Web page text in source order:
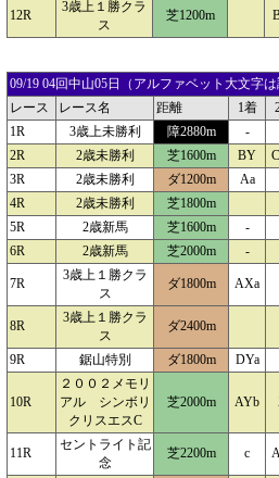
12R
3歳上１勝クラ
ス
芝1200m
09/19 04回中山05日（アルファベット大文字
レース
レース名 距離 1着
1R
3歳上未勝利 障2880m -
2R
2歳未勝利 芝1600m BY
3R
2歳未勝利 ダ1200m Aa
4R
2歳未勝利 芝1800m
5R
2歳新馬 芝1600m -
6R
2歳新馬 芝2000m -
7R
3歳上１勝クラ
ス
ダ1800m AXa
8R
3歳上１勝クラ
ス
ダ2400m
9R 鋸山特別 ダ1800m DYa
10R
２００２メモリ
アル シンボリ
クリスエスC
芝2000m AYb
11R
セントライト記
念
芝2200m c